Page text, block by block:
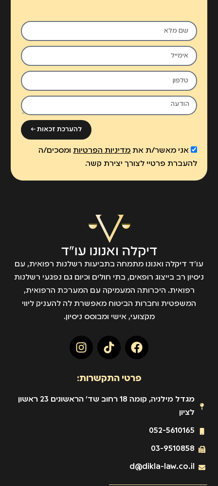
אני מאשר/ת את מדיניות הפרטיותומסכים/ה
להעברת פרטיי לצורך יצירת קשר.
להערכת זכאות ←
עו״ד דיקלה ואנונו מתמחה בתביעות רשלנות רפואית, עם
ניסיון רב בייצוג רופאים, בתי חולים וכיום גם נפגעי רשלנות
רפואית. היכרותה המעמיקה עם המערכת הרפואית,
המשפטית וחברות הביטוח מאפשרת לה להעניק ליווי
מקצועי, אישי ומבוסס ניסיון.
פרטי התקשרות:
מגדל מילניה, קומה 18 רחוב שד' הראשונים 23 ראשון
לציון
052-5610165
03-9510858
d@dikla-law.co.il